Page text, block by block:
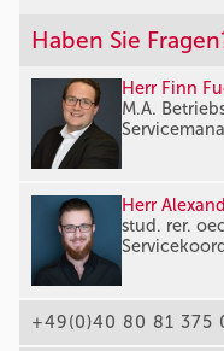
Haben Sie
Herr Finn
M.A.
Herr
stud. rer.
+49(0)40 80 81 375